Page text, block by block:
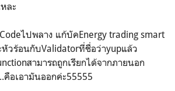
ละ
ไปพลาง แก้บัคEnergy trading smart
หัวร้อนกับValidatorที่ชื่อว่าyupแล้ว
สามารถถูกเรียกได้จากภายนอก
อเอามันออกค่ะ55555